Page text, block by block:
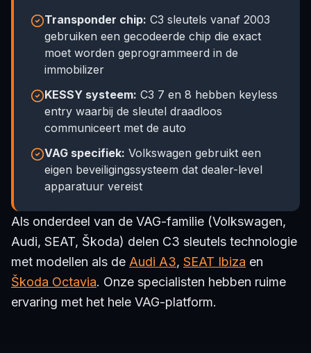
Transponder chip: C3 sleutels vanaf 2003
gebruiken een gecodeerde chip die exact
moet worden geprogrammeerd in de
immobilizer
KESSY systeem: C3 7 en 8 hebben keyless
entry waarbij de sleutel draadloos
communiceert met de auto
VAG specifiek: Volkswagen gebruikt een
eigen beveiligingssysteem dat dealer-level
apparatuur vereist
Als onderdeel van de VAG-familie (Volkswagen,
Audi, SEAT, Škoda) delen C3 sleutels technologie
met modellen als de Audi A3, SEAT Ibiza en
Škoda Octavia. Onze specialisten hebben ruime
ervaring met het hele VAG-platform.